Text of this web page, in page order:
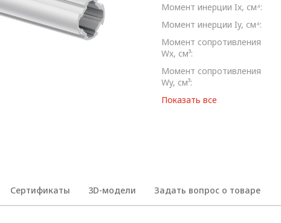
Сертификаты 3D-модели Задать вопрос о товаре
Момент инерции Ix, см⁴:
Момент инерции Iy, см⁴:
Момент сопротивления
Wx, см³:
Момент сопротивления
Wy, см³:
Показать все